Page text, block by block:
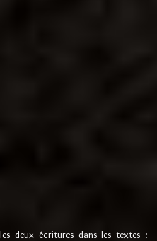
deux écritures dans les textes :